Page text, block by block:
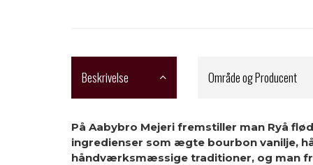
Beskrivelse Område og Producent
På Aabybro Mejeri fremstiller man Ryå
ingredienser som ægte bourbon vanilje,
håndværksmæssige traditioner, og man